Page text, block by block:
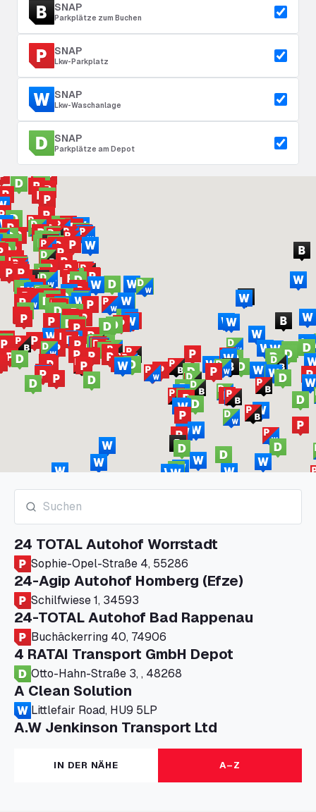
SNAP
Parkplätze zum Buchen
SNAP
Lkw-Parkplatz
SNAP
Lkw-Waschanlage
SNAP
Parkplätze am Depot
24 TOTAL Autohof Worrstadt
Sophie-Opel-Straße 4, 55286
24-Agip Autohof Homberg (Efze)
Schilfwiese 1, 34593
24-TOTAL Autohof Bad Rappenau
Buchäckerring 40, 74906
4 RATAI Transport GmbH Depot
Otto-Hahn-Straße 3, , 48268
A Clean Solution
Littlefair Road, HU9 5LP
A.W Jenkinson Transport Ltd
Progress House, ME11 5GA
A+G Nettetal - Depot Parking
Am Panneschopp 7, 41334
IN DER NÄHE A–Z